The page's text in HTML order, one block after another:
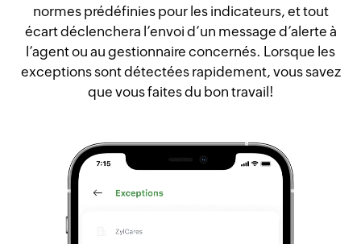
normes prédéfinies pour les indicateurs, et tout
écart déclenchera l’envoi d’un message d’alerte à
l’agent ou au gestionnaire concernés. Lorsque les
exceptions sont détectées rapidement, vous savez
que vous faites du bon travail!